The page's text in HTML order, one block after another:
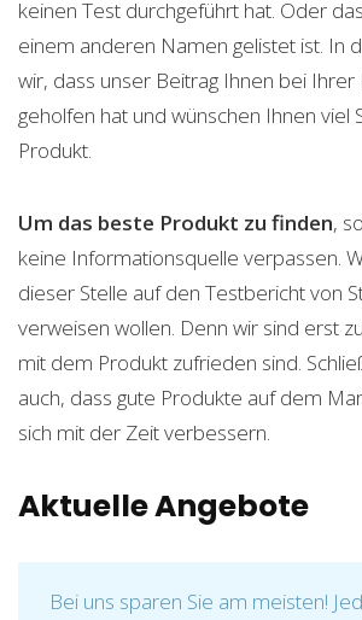
keinen Test durchgeführt hat. Oder
einem anderen Namen gelistet ist. In
wir, dass unser Beitrag Ihnen bei Ihrer
geholfen hat und wünschen Ihnen viel
Produkt.
Um das beste Produkt zu finden,
keine Informationsquelle verpassen.
dieser Stelle auf den Testbericht von
verweisen wollen. Denn wir sind erst
mit dem Produkt zufrieden sind.
auch, dass gute Produkte auf dem
sich mit der Zeit verbessern.
Aktuelle Angebote
Bei uns sparen Sie am meisten!